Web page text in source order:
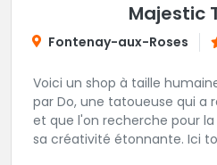
Majestic
Fontenay-aux-Roses
Voici un shop à taille humaine
par Do, une tatoueuse qui a
et que l'on recherche pour
sa créativité étonnante. Ici toutes les pièces sont